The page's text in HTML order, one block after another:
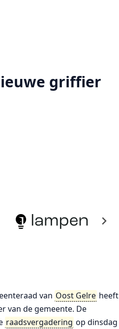
griffier
van Oost Gelre heeft
van de gemeente. De
raadsvergadering op dinsdag